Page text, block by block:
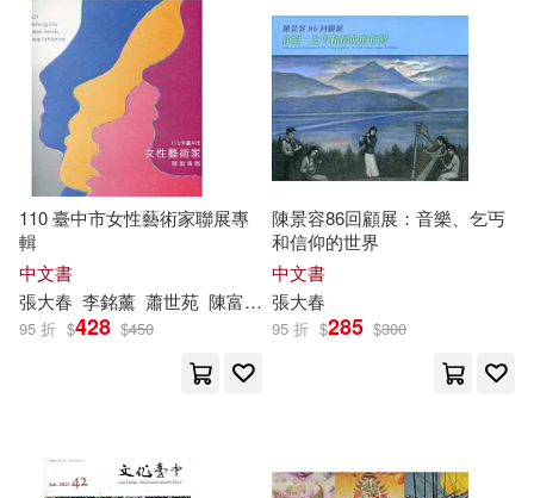
110 臺中市女性藝術家聯展專
輯
中文書
張大春 李銘薰 蕭世苑 陳富滿 陳文進
95 折 $428 $450
陳景容86回顧展：音樂、乞丐
和信仰的世界
中文書
張大春
95 折 $285 $300